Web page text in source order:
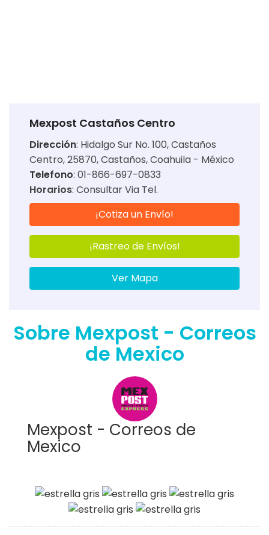
Mexpost Castaños Centro
Dirección: Hidalgo Sur No. 100, Castaños
Centro, 25870, Castaños, Coahuila - México
Telefono: 01-866-697-0833
Horarios: Consultar Via Tel.
¡Cotiza un Envío!
¡Rastreo de Envíos!
Ver Mapa
Sobre Mexpost - Correos
de Mexico
Mexpost - Correos de
Mexico